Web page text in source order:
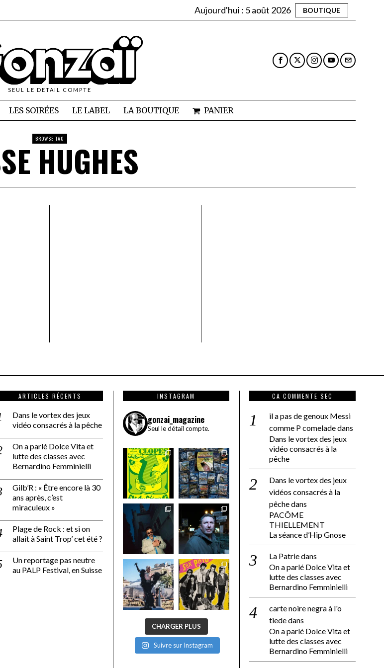
Aujourd'hui : 5 août 2026 BOUTIQUE
SEUL LE DETAIL COMPTE
LES SOIRÉES LE LABEL LA BOUTIQUE PANIER
BROWSE TAG
HUGHES
ARTICLES RÉCENTS
Dans le vortex des jeux
vidéo consacrés à la pêche
On a parlé Dolce Vita et
lutte des classes avec
Bernardino Femminielli
Gilb’R : « Être encore là 30
ans après, c’est
miraculeux »
Plage de Rock : et si on
allait à Saint Trop’ cet été ?
Un reportage pas neutre
au PALP Festival, en Suisse
INSTAGRAM
gonzai_magazine
Seul le détail compte.
CHARGER PLUS
Suivre sur Instagram
CA COMMENTE SEC
il a pas de genoux Messi
comme P comeladedans
Dans le vortex des jeux
vidéo consacrés à la
pêche
Dans le vortex des jeux
vidéos consacrés à la
pêchedans
PACÔME
THIELLEMENT
La séance d’Hip Gnose
La Patriedans
On a parlé Dolce Vita et
lutte des classes avec
Bernardino Femminielli
carte noire negra à l'o
tiededans
On a parlé Dolce Vita et
lutte des classes avec
Bernardino Femminielli